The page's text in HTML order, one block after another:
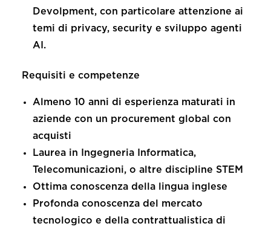
Devolpment, con particolare attenzione ai
temi di privacy, security e sviluppo agenti
AI.
Requisiti e competenze
Almeno 10 anni di esperienza maturati in
aziende con un procurement global con
acquisti
Laurea in Ingegneria Informatica,
Telecomunicazioni, o altre discipline STEM
Ottima conoscenza della lingua inglese
Profonda conoscenza del mercato
tecnologico e della contrattualistica di